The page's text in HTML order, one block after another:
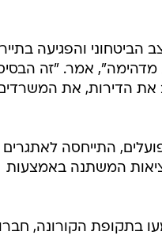
והפגיעה
מדהימה", אמר. "זה
את הדירות, את
התייחסה לאתגרים
המשתנה באמצעות
בתקופת הקורונה,